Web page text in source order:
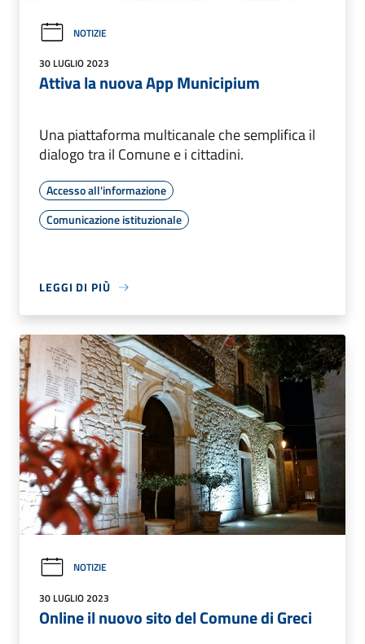
NOTIZIE
30 LUGLIO 2023
Attiva la nuova App Municipium
Una piattaforma multicanale che semplifica il
dialogo tra il Comune e i cittadini.
Accesso all'informazione
Comunicazione istituzionale
LEGGI DI PIÙ
NOTIZIE
30 LUGLIO 2023
Online il nuovo sito del Comune di Greci